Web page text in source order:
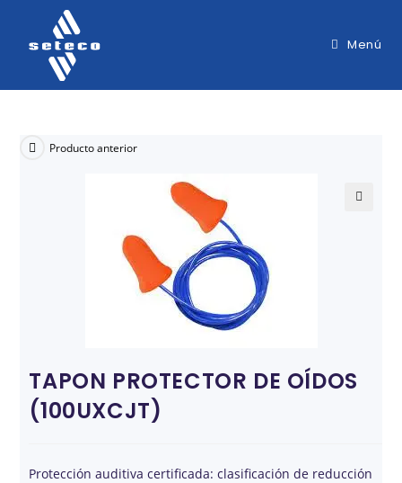
Menú
Producto anterior
TAPON PROTECTOR DE OÍDOS
(100UXCJT)
Protección auditiva certificada: clasificación de reducción